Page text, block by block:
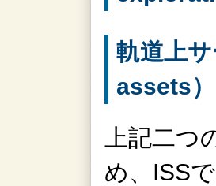
軌道上
assets）
上記二
め、ISS